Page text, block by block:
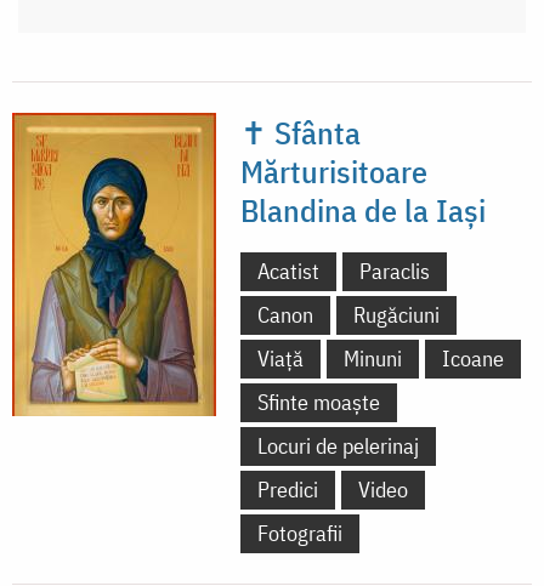
✝ Sfânta
Mărturisitoare
Blandina de la Iași
Acatist
Paraclis
Canon
Rugăciuni
Viață
Minuni
Icoane
Sfinte moaște
Locuri de pelerinaj
Predici
Video
Fotografii